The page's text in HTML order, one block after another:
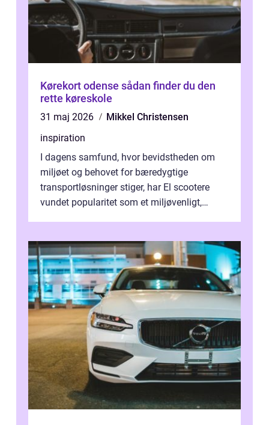
Kørekort odense sådan finder du den
rette køreskole
31 maj 2026
Mikkel Christensen
inspiration
I dagens samfund, hvor bevidstheden om
miljøet og behovet for bæredygtige
transportløsninger stiger, har El scootere
vundet popularitet som et miljøvenligt,